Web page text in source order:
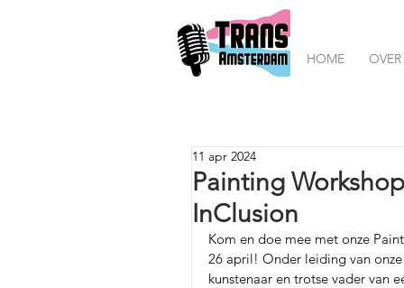
HOME OVER
Painting
InClusion
11 apr 2024
Kom en doe mee met onze
26 april! Onder leiding van
kunstenaar en trotse vader van